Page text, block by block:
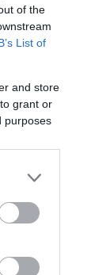
of the
List of
and store
grant or
purposes